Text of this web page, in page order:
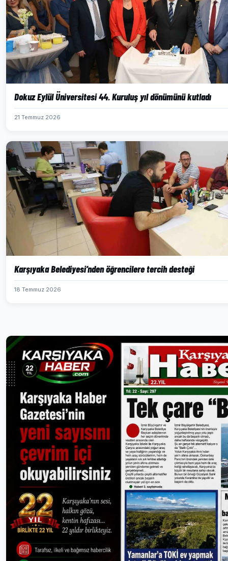
Dokuz Eylül Üniversitesi 44. Kuruluş yıl dönümünü kutladı
21 Temmuz 2026
Karşıyaka Belediyesi’nden öğrencilere tercih desteği
18 Temmuz 2026